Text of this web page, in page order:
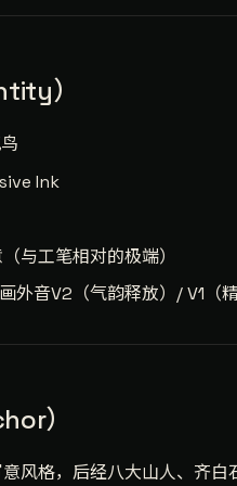
）
Ink
与工笔相对的极端）
外音V2（气韵释放）/ V1（精
）
风格，后经八大山人、齐白